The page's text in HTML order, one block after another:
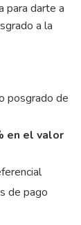
para darte a
a la
posgrado de
en el valor
de pago